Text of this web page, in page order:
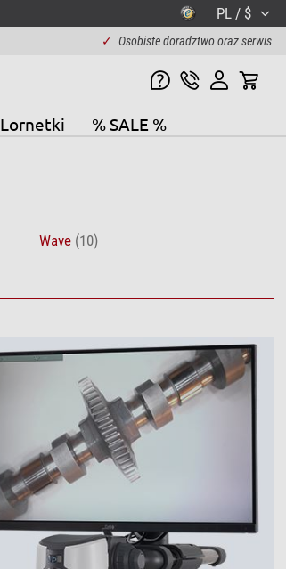
PL / $
✓ Osobiste doradztwo oraz serwis
Lornetki % SALE %
Wave (10)